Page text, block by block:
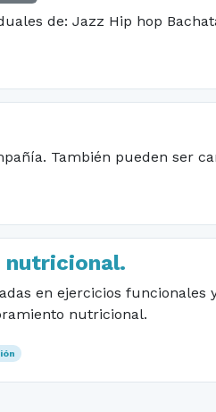
de: Jazz Hip hop
También pueden ser
nutricional.
en ejercicios
nutricional.